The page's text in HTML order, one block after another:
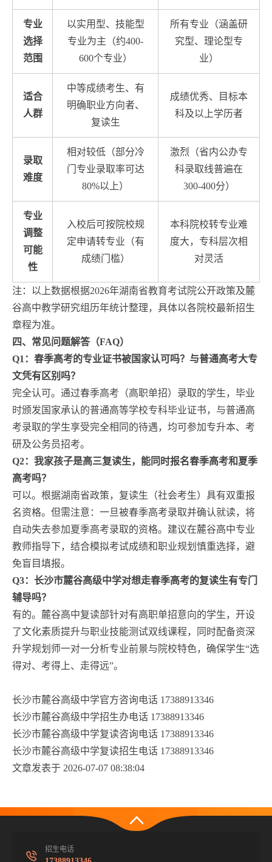
专业
选择
范围
以实用型、技能型
专业为主（约400-
600个专业）
所有专业（涵盖研
究型、理论型专
业）
适合
人群
中等成绩考生、有
明确职业方向者、
复读生
成绩优秀、目标本
科及以上学历者
录取
难度
相对较低（部分冷
门专业录取率可达
80%以上）
激烈（省内公办专
科录取线普遍在
300-400分）
专业
调整
可能
性
入校后可按院校规
定申请转专业（有
成绩门槛）
本科院校转专业难
度大，专科层次相
对灵活
注：以上数据根据2026年湖南省教育考试院公开政策及麓
谷高中教学研究组历年统计整理，具体以各院校最新招生
章程为准。
四、常见问题解答（FAQ）
Q1：春季高考的专业证书被国家认可吗？与普通高考大专
文凭有区别吗？
完全认可。通过春季高考（高职单招）录取的学生，毕业
时颁发国家承认的普通高等学校专科毕业证书，与普通高
考录取的学生享受完全相同的待遇，均可参加专升本、考
研及公务员招考。
Q2：我家孩子是高三复读生，能同时报名春季高考和夏季
高考吗？
可以。根据湖南省政策，复读生（社会考生）具有双重报
名资格。但需注意：一旦被春季高考录取并确认就读，将
自动失去参加夏季高考录取的资格。建议在麓谷高中专业
教师指导下，结合模拟考试成绩和职业规划慎重选择，避
免盲目填报。
Q3：长沙市麓谷高级中学对想走春季高考的复读生有专门
辅导吗？
有的。麓谷高中复读部针对有高职单招意向的学生，开设
了文化素质提升与职业技能测试双线课程，同时配备资深
升学规划师一对一分析专业前景与院校特色，确保学生“选
得对、考得上、走得远”。
长沙市麓谷高级中学官方咨询电话 17388913346
长沙市麓谷高级中学招生办电话 17388913346
长沙市麓谷高级中学复读咨询电话 17388913346
长沙市麓谷高级中学复读招生电话 17388913346
文章发表于 2026-07-07 08:38:04
招生电话